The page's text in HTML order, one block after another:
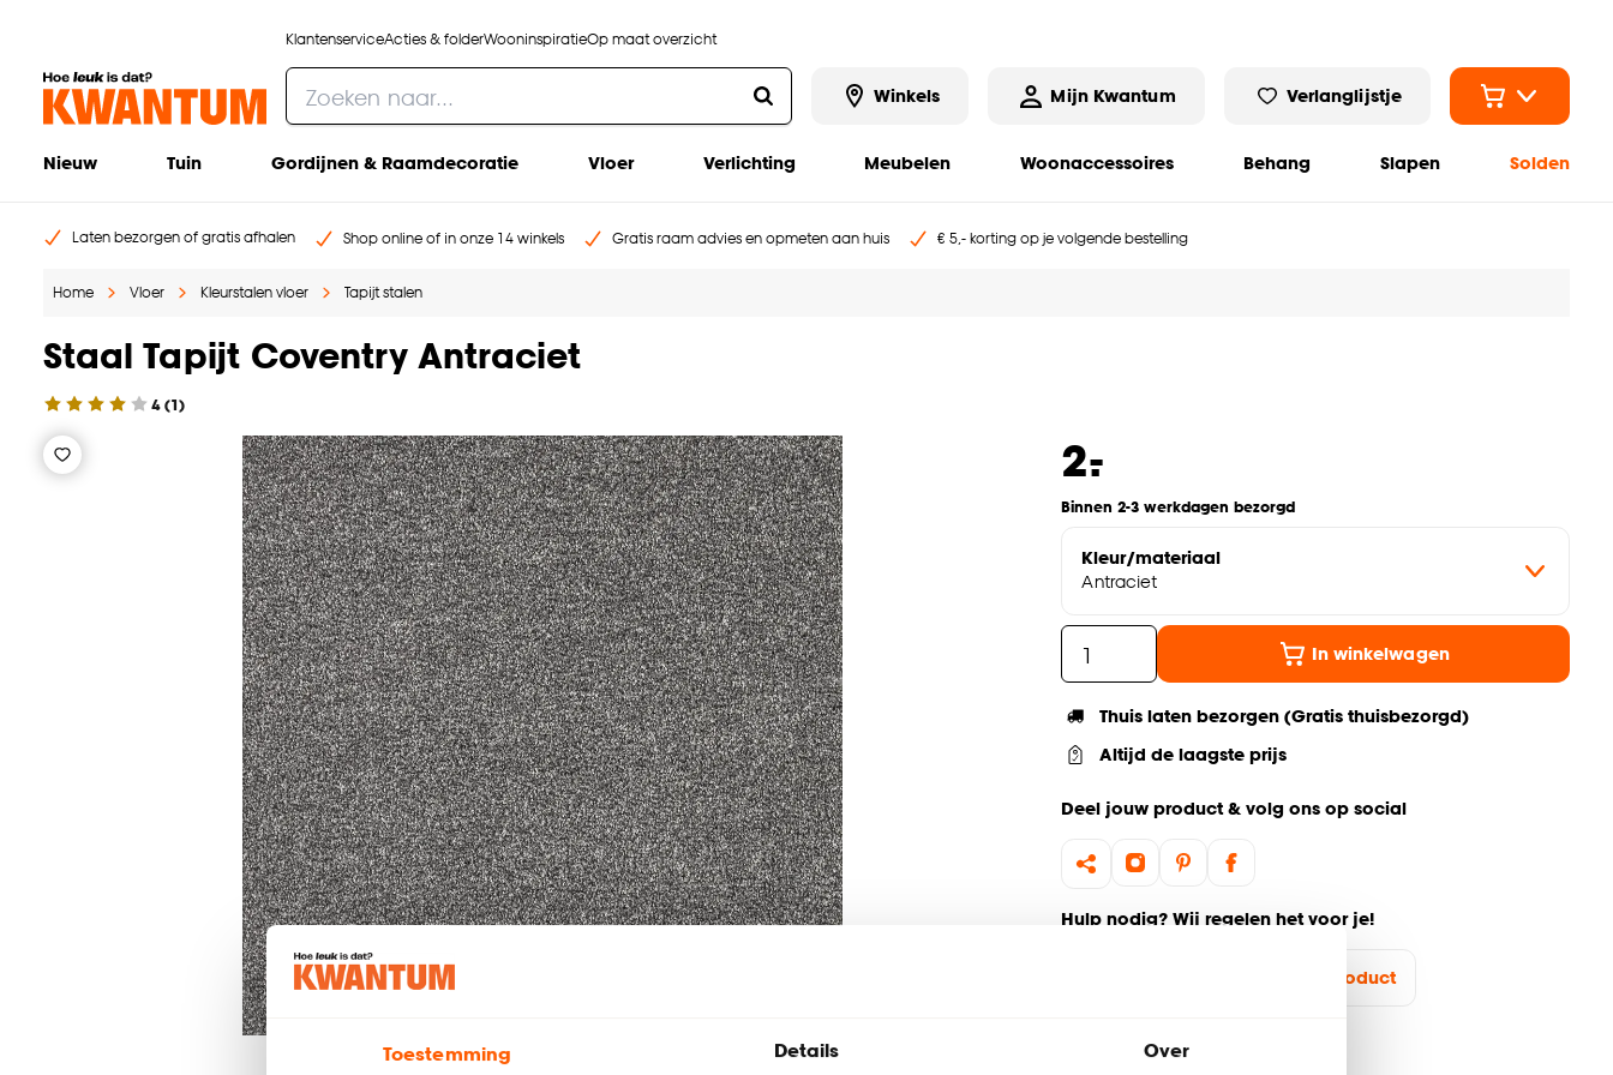
Toestemming Details Over
KlantenserviceActies & folderWooninspiratieOp maat overzicht
Winkels Mijn Kwantum Verlanglijstje
Nieuw Tuin Gordijnen & Raamdecoratie Vloer Verlichting Meubelen Woonaccessoires Behang Slapen Solden
Laten bezorgen of gratis afhalen Shop online of in onze 14 winkels Gratis raam advies en opmeten aan huis € 5,- korting op je volgende bestelling
Home Vloer Kleurstalen vloer Tapijt stalen
Staal Tapijt Coventry Antraciet
4(1)
2.
-
Binnen 2-3 werkdagen bezorgd
Kleur/materiaal
Antraciet
In winkelwagen
Thuis laten bezorgen (Gratis thuisbezorgd)
Altijd de laagste prijs
Deel jouw product & volg ons op social
Hulp nodig? Wij regelen het voor je!
Ga terug naar het hoofdproduct